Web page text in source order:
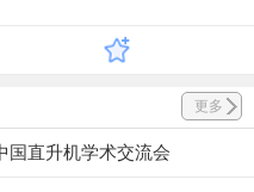
更多
国直升机学术交流会